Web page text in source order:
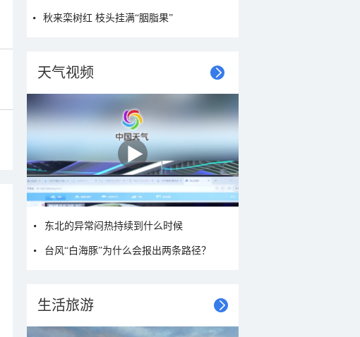
秋来栾树红 枝头挂满“胭脂果”
天气视频
东北的异常闷热持续到什么时候
台风“白海豚”为什么会报出两条路径？
生活旅游